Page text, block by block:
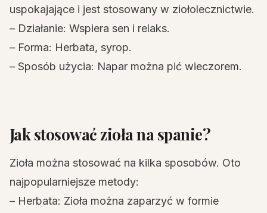
uspokajające i jest stosowany w ziołolecznictwie.
– Działanie: Wspiera sen i relaks.
– Forma: Herbata, syrop.
– Sposób użycia: Napar można pić wieczorem.
Jak stosować zioła na spanie?
Zioła można stosować na kilka sposobów. Oto
najpopularniejsze metody:
– Herbata: Zioła można zaparzyć w formie